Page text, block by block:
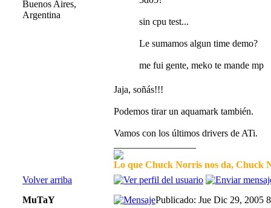
Buenos Aires,
Argentina
sin cpu test...
Le sumamos algun time demo?
me fui gente, meko te mande mp
Jaja, soñás!!!
Podemos tirar un aquamark también.
Vamos con los últimos drivers de ATi.
Lo que Chuck Norris nos da, Chuck
Volver arriba
MuTaY
Publicado: Jue Dic 29, 2005